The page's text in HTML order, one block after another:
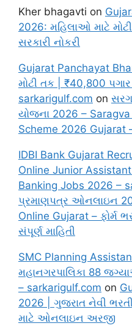
Kher bhagavti on
2026: મહિલાઓ માટે
સરકારી નોકરી
Gujarat Panchayat
મોટી તક | ₹40,800
sarkarigulf.com on
યોજના 2026 –
Scheme 2026 Gujarat –
IDBI Bank Gujarat
Online Junior
Banking Jobs 2026 –
પ્રમાણપત્ર ઓનલાઇન
Online Gujarat – ફોર્મ
સંપૂર્ણ માહિતી
SMC Planning
મહાનગરપાલિકા 88
– sarkarigulf.com on
2026 | ગુજરાત નેવી
માટે ઓનલાઇન અરજી